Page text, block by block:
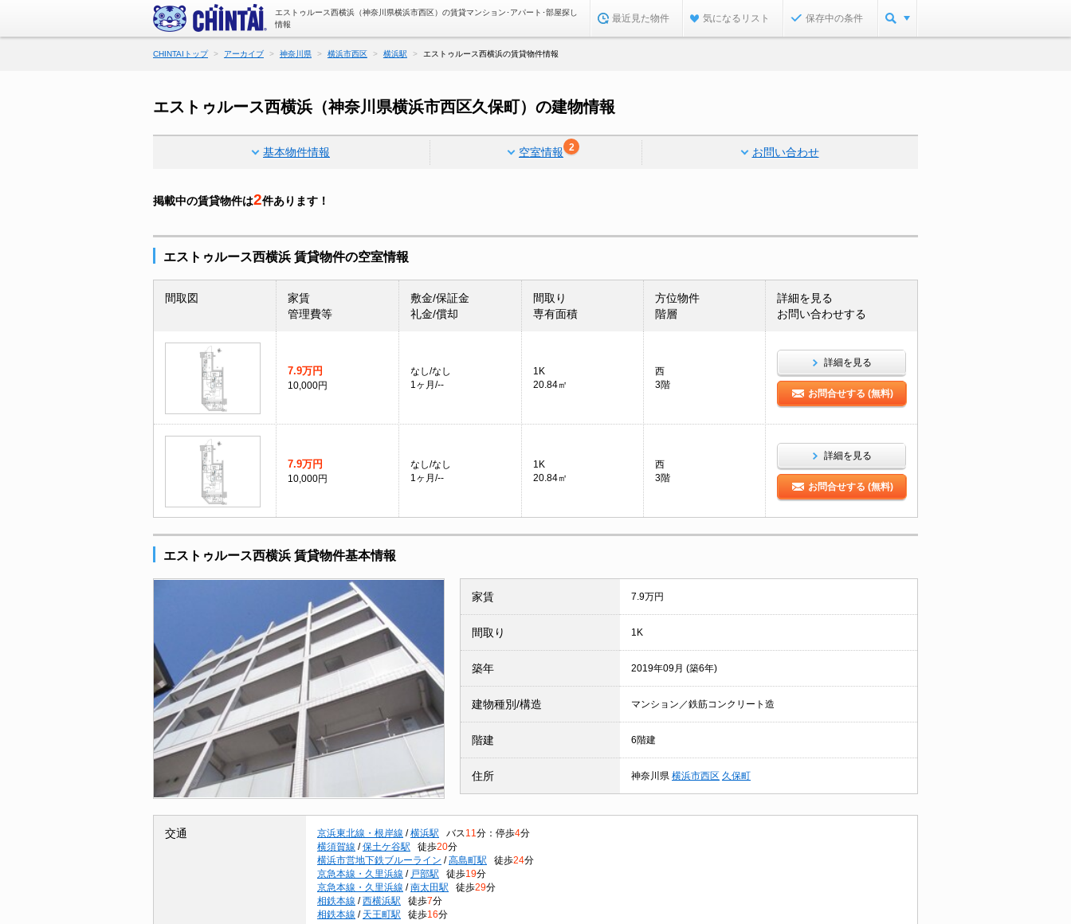
エストゥルース西横浜（神奈川県横浜市西区）の賃貸マンション･アパート･部屋探し
情報
最近見た物件 気になるリスト 保存中の条件
CHINTAIトップ アーカイブ 神奈川県 横浜市西区 横浜駅 エストゥルース西横浜の賃貸物件情報
エストゥルース西横浜（神奈川県横浜市西区久保町）の建物情報
基本物件情報 空室情報 2 お問い合わせ
掲載中の賃貸物件は2件あります！
エストゥルース西横浜 賃貸物件の空室情報
間取図
家賃
管理費等
敷金/保証金
礼金/償却
間取り
専有面積
方位物件
階層
詳細を見る
お問い合わせする
7.9万円
10,000円
なし/なし
1ヶ月/--
1K
20.84㎡
西
3階
詳細を見る
お問合せする (無料)
7.9万円
10,000円
なし/なし
1ヶ月/--
1K
20.84㎡
西
3階
詳細を見る
お問合せする (無料)
エストゥルース西横浜 賃貸物件基本情報
家賃 7.9万円
間取り 1K
築年 2019年09月 (築6年)
建物種別/構造 マンション／鉄筋コンクリート造
階建 6階建
住所 神奈川県 横浜市西区 久保町
交通 京浜東北線・根岸線 / 横浜駅 バス 11 分：停歩4分
横須賀線 / 保土ケ谷駅 徒歩20分
横浜市営地下鉄ブルーライン / 高島町駅 徒歩24分
京急本線・久里浜線 / 戸部駅 徒歩19分
京急本線・久里浜線 / 南太田駅 徒歩29分
相鉄本線 / 西横浜駅 徒歩7分
相鉄本線 / 天王町駅 徒歩16分